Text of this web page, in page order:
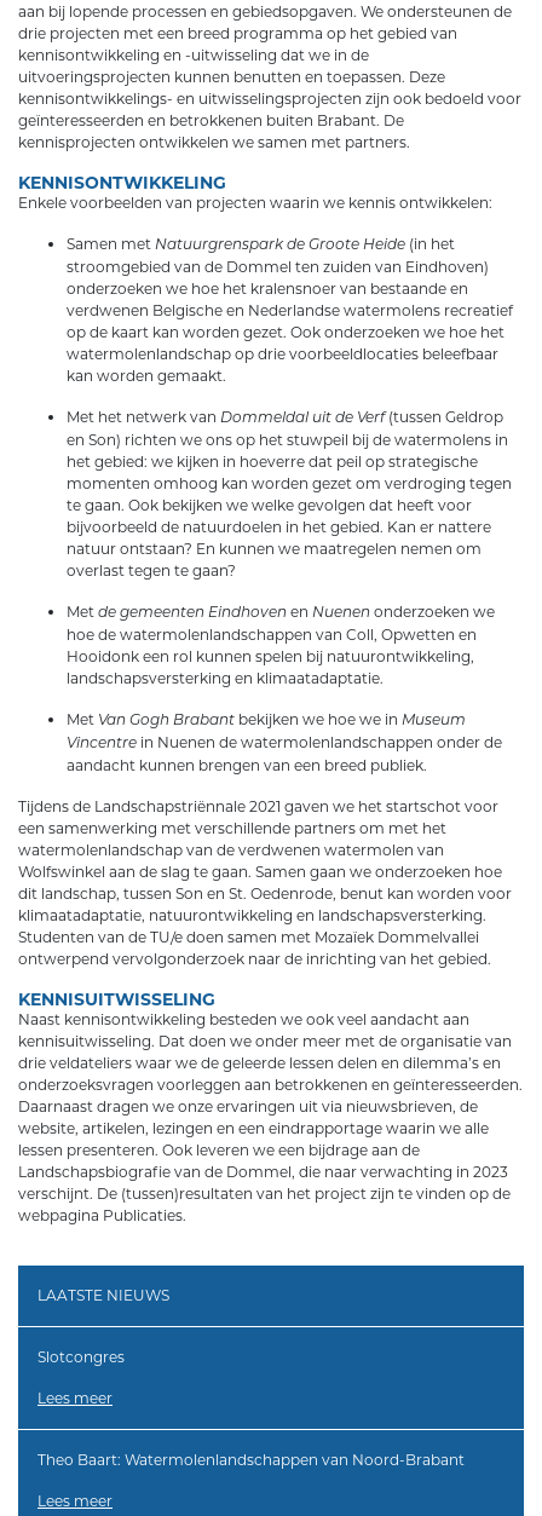
aan bij lopende processen en gebiedsopgaven. We ondersteunen de
drie projecten met een breed programma op het gebied van
kennisontwikkeling en -uitwisseling dat we in de
uitvoeringsprojecten kunnen benutten en toepassen. Deze
kennisontwikkelings- en uitwisselingsprojecten zijn ook bedoeld voor
geïnteresseerden en betrokkenen buiten Brabant. De
kennisprojecten ontwikkelen we samen met partners.
KENNISONTWIKKELING
Enkele voorbeelden van projecten waarin we kennis ontwikkelen:
Samen met Natuurgrenspark de Groote Heide (in het
stroomgebied van de Dommel ten zuiden van Eindhoven)
onderzoeken we hoe het kralensnoer van bestaande en
verdwenen Belgische en Nederlandse watermolens recreatief
op de kaart kan worden gezet. Ook onderzoeken we hoe het
watermolenlandschap op drie voorbeeldlocaties beleefbaar
kan worden gemaakt.
Met het netwerk van Dommeldal uit de Verf(tussen Geldrop
en Son) richten we ons op het stuwpeil bij de watermolens in
het gebied: we kijken in hoeverre dat peil op strategische
momenten omhoog kan worden gezet om verdroging tegen
te gaan. Ook bekijken we welke gevolgen dat heeft voor
bijvoorbeeld de natuurdoelen in het gebied. Kan er nattere
natuur ontstaan? En kunnen we maatregelen nemen om
overlast tegen te gaan?
Met de gemeenten Eindhoven en Nuenen onderzoeken we
hoe de watermolenlandschappen van Coll, Opwetten en
Hooidonk een rol kunnen spelen bij natuurontwikkeling,
landschapsversterking en klimaatadaptatie.
Met Van Gogh Brabant bekijken we hoe we in Museum
Vincentre in Nuenen de watermolenlandschappen onder de
aandacht kunnen brengen van een breed publiek.
Tijdens de Landschapstriënnale 2021 gaven we het startschot voor
een samenwerking met verschillende partners om met het
watermolenlandschap van de verdwenen watermolen van
Wolfswinkel aan de slag te gaan. Samen gaan we onderzoeken hoe
dit landschap, tussen Son en St. Oedenrode, benut kan worden voor
klimaatadaptatie, natuurontwikkeling en landschapsversterking.
Studenten van de TU/e doen samen met Mozaïek Dommelvallei
ontwerpend vervolgonderzoek naar de inrichting van het gebied.
KENNISUITWISSELING
Naast kennisontwikkeling besteden we ook veel aandacht aan
kennisuitwisseling. Dat doen we onder meer met de organisatie van
drie veldateliers waar we de geleerde lessen delen en dilemma’s en
onderzoeksvragen voorleggen aan betrokkenen en geïnteresseerden.
Daarnaast dragen we onze ervaringen uit via nieuwsbrieven, de
website, artikelen, lezingen en een eindrapportage waarin we alle
lessen presenteren. Ook leveren we een bijdrage aan de
Landschapsbiografie van de Dommel, die naar verwachting in 2023
verschijnt. De (tussen)resultaten van het project zijn te vinden op de
webpagina Publicaties.
LAATSTE NIEUWS
Slotcongres
Lees meer
Theo Baart: Watermolenlandschappen van Noord-Brabant
Lees meer